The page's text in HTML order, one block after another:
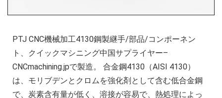
PTJ CNC機械加工4130鋼製継手/部品/コンポーネン
ト、クイックマシニング中国サプライヤー–
CNCmachining.jpで製造。 合金鋼4130（AISI 4130）
は、モリブデンとクロムを強化剤として含む低合金鋼
で、炭素含有量が低く、溶接が容易で、熱処理によっ